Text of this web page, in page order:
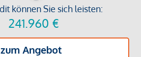
können Sie sich leisten:
241.960 €
zum Angebot